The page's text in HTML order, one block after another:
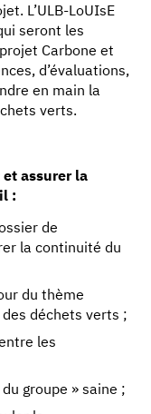
L’ULB-LoUIsE
seront les
Carbone et
d’évaluations,
en main la
verts.
assurer la
:
de
la continuité du
du thème
déchets verts ;
les
groupe » saine ;